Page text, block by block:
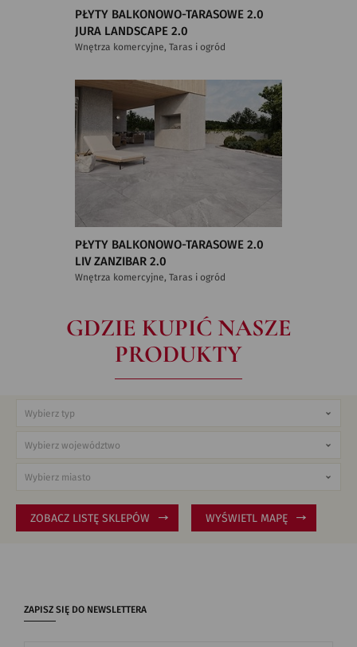
PŁYTY BALKONOWO-TARASOWE 2.0
JURA LANDSCAPE 2.0
Wnętrza komercyjne, Taras i ogród
PŁYTY BALKONOWO-TARASOWE 2.0
LIV ZANZIBAR 2.0
Wnętrza komercyjne, Taras i ogród
GDZIE KUPIĆ NASZE
PRODUKTY
ZOBACZ LISTĘ SKLEPÓW WYŚWIETL MAPĘ
ZAPISZ SIĘ DO NEWSLETTERA